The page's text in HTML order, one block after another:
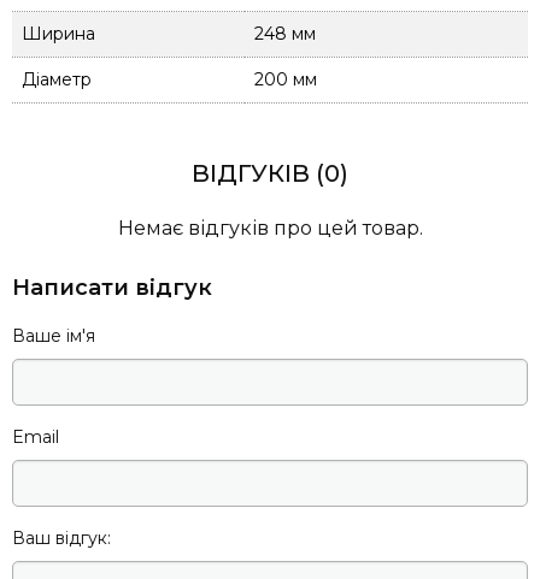
Ширина 248 мм
Діаметр 200 мм
ВІДГУКІВ (0)
Немає відгуків про цей товар.
Написати відгук
Ваше ім'я
Email
Ваш відгук: